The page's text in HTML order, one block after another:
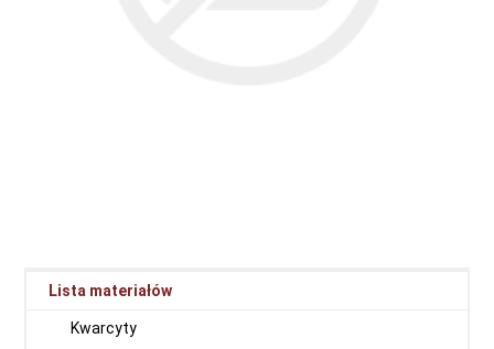
Lista materiałów
Kwarcyty